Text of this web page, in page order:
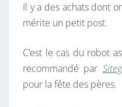
Il y a des achats dont
mérite un petit post.
C’est le cas du robot
recommandé par
pour la fête des pères.